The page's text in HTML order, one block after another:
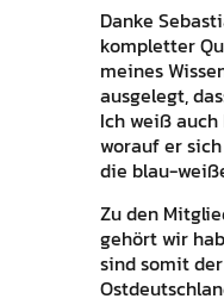
Danke
kompletter
meines
ausgelegt,
Ich weiß
worauf er
die blau-
Zu den
gehört wir
sind somit